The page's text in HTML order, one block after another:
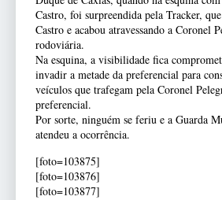
Castro, foi surpreendida pela Tracker,
Castro e acabou atravessando a Coronel
rodoviária.
Na esquina, a visibilidade fica
invadir a metade da preferencial para
veículos que trafegam pela Coronel
preferencial.
Por sorte, ninguém se feriu e a Guarda
atendeu a ocorrência.
[foto=103875]
[foto=103876]
[foto=103877]